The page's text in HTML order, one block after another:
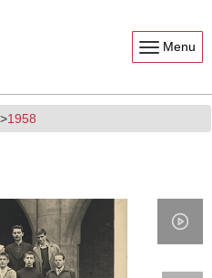
Menu
1958